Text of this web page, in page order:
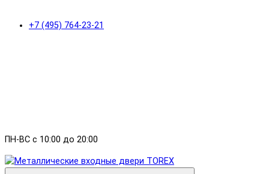
+7 (495) 764-23-21
ПН-ВС с 10:00 до 20:00